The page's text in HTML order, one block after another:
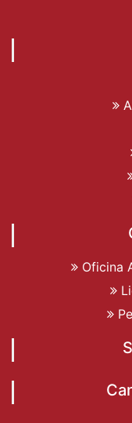
Oficina